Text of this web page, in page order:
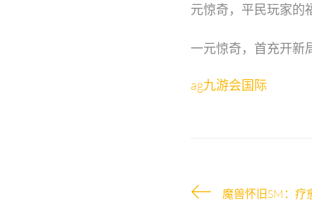
元惊奇，平民玩家的
一元惊奇，首充开新
ag九游会国际
魔兽怀旧SM：疗